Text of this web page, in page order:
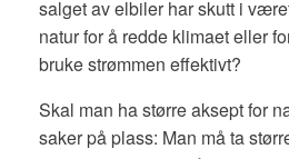
salget av elbiler har skutt i
natur for å redde klimaet eller
bruke strømmen effektivt?
Skal man ha større aksept for
saker på plass: Man må ta